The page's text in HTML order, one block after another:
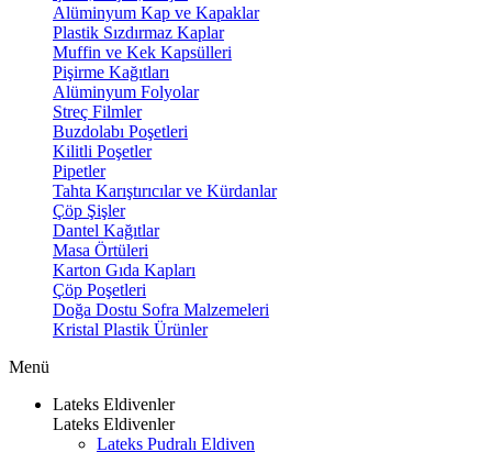
Alüminyum Kap ve Kapaklar
Plastik Sızdırmaz Kaplar
Muffin ve Kek Kapsülleri
Pişirme Kağıtları
Alüminyum Folyolar
Streç Filmler
Buzdolabı Poşetleri
Kilitli Poşetler
Pipetler
Tahta Karıştırıcılar ve Kürdanlar
Çöp Şişler
Dantel Kağıtlar
Masa Örtüleri
Karton Gıda Kapları
Çöp Poşetleri
Doğa Dostu Sofra Malzemeleri
Kristal Plastik Ürünler
Menü
Lateks Eldivenler
Lateks Eldivenler
Lateks Pudralı Eldiven